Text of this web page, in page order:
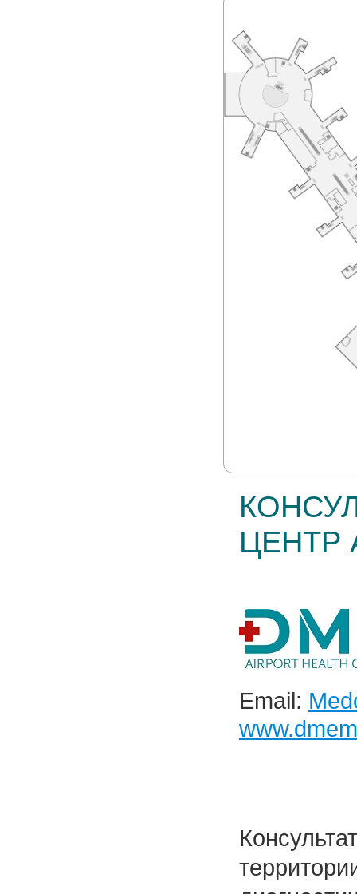
ЦЕНТР
Email: